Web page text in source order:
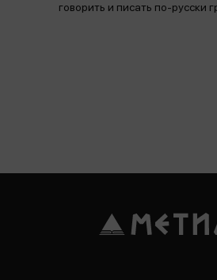
говорить и писать по-русски